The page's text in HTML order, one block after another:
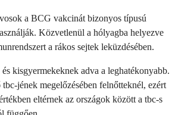
a BCG vakcinát bizonyos típusú
Közvetlenül a hólyagba helyezve
a rákos sejtek leküzdésében.
kisgyermekeknek adva a leghatékonyabb.
jének megelőzésében felnőtteknél, ezért
eltérnek az országok között a tbc-s